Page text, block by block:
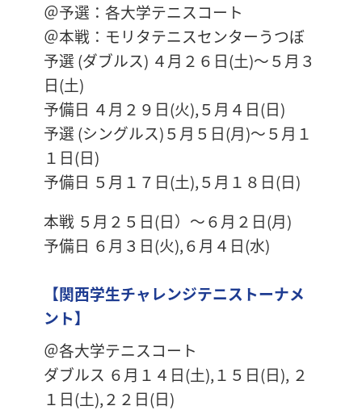
＠予選：各大学テニスコート
＠本戦：モリタテニスセンターうつぼ
予選 (ダブルス) ４月２６日(土)～５月３
日(土)
予備日 ４月２９日(火),５月４日(日)
予選 (シングルス)５月５日(月)～５月１
１日(日)
予備日 ５月１７日(土),５月１８日(日)
本戦 ５月２５日(日）～６月２日(月)
予備日 ６月３日(火),６月４日(水)
【関西学生チャレンジテニストーナメ
ント】
＠各大学テニスコート
ダブルス ６月１４日(土),１５日(日), ２
１日(土),２２日(日)